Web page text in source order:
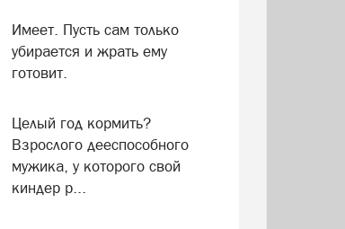
Имеет. Пусть сам только
убирается и жрать ему
готовит.
Целый год кормить?
Взрослого дееспособного
мужика, у которого свой
киндер р...